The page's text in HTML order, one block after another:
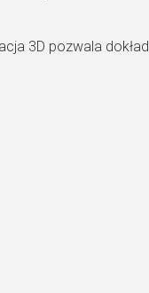
3D pozwala